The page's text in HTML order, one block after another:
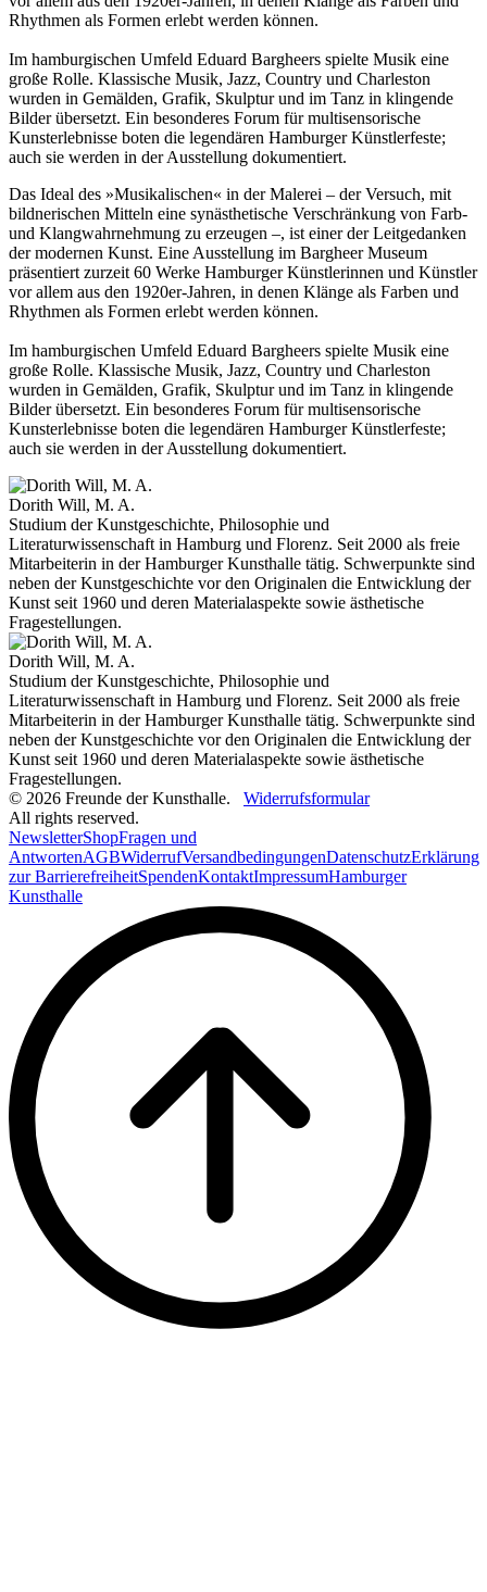
Rhythmen als Formen erlebt werden können.
Im hamburgischen Umfeld Eduard Bargheers spielte Musik eine
große Rolle. Klassische Musik, Jazz, Country und Charleston
wurden in Gemälden, Grafik, Skulptur und im Tanz in klingende
Bilder übersetzt. Ein besonderes Forum für multisensorische
Kunsterlebnisse boten die legendären Hamburger Künstlerfeste;
auch sie werden in der Ausstellung dokumentiert.
Das Ideal des »Musikalischen« in der Malerei – der Versuch, mit
bildnerischen Mitteln eine synästhetische Verschränkung von Farb-
und Klangwahrnehmung zu erzeugen –, ist einer der Leitgedanken
der modernen Kunst. Eine Ausstellung im Bargheer Museum
präsentiert zurzeit 60 Werke Hamburger Künstlerinnen und Künstler
vor allem aus den 1920er-Jahren, in denen Klänge als Farben und
Rhythmen als Formen erlebt werden können.
Im hamburgischen Umfeld Eduard Bargheers spielte Musik eine
große Rolle. Klassische Musik, Jazz, Country und Charleston
wurden in Gemälden, Grafik, Skulptur und im Tanz in klingende
Bilder übersetzt. Ein besonderes Forum für multisensorische
Kunsterlebnisse boten die legendären Hamburger Künstlerfeste;
auch sie werden in der Ausstellung dokumentiert.
Dorith Will, M. A.
Studium der Kunstgeschichte, Philosophie und
Literaturwissenschaft in Hamburg und Florenz. Seit 2000 als freie
Mitarbeiterin in der Hamburger Kunsthalle tätig. Schwerpunkte sind
neben der Kunstgeschichte vor den Originalen die Entwicklung der
Kunst seit 1960 und deren Materialaspekte sowie ästhetische
Fragestellungen.
Dorith Will, M. A.
Studium der Kunstgeschichte, Philosophie und
Literaturwissenschaft in Hamburg und Florenz. Seit 2000 als freie
Mitarbeiterin in der Hamburger Kunsthalle tätig. Schwerpunkte sind
neben der Kunstgeschichte vor den Originalen die Entwicklung der
Kunst seit 1960 und deren Materialaspekte sowie ästhetische
Fragestellungen.
© 2026 Freunde der Kunsthalle.
All rights reserved.
Widerrufsformular
NewsletterShopFragen und
AntwortenAGBWiderrufVersandbedingungenDatenschutzErklärung
zur BarrierefreiheitSpendenKontaktImpressumHamburger
Kunsthalle